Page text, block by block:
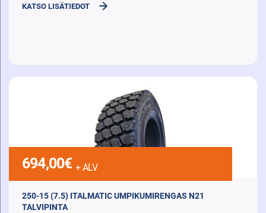
KATSO LISÄTIEDOT
694,00€ + ALV
250-15 (7.5) ITALMATIC UMPIKUMIRENGAS N21
TALVIPINTA